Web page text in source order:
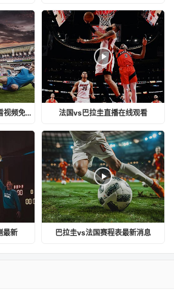
法国vs巴拉圭直播在线观看视频免费 法国vs巴拉圭直播在线观看
最新 巴拉圭vs法国赛程表最新消息